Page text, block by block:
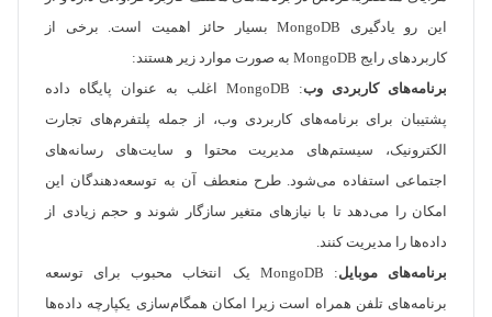
این رو یادگیری MongoDB بسیار حائز اهمیت است. برخی از
کاربردهای رایج MongoDB به صورت موارد زیر هستند:
برنامه‌های کاربردی وب
: MongoDB اغلب به عنوان پایگاه داده
پشتیبان برای برنامه‌های کاربردی وب، از جمله پلتفرم‌های تجارت
الکترونیک، سیستم‌های مدیریت محتوا و سایت‌های رسانه‌های
اجتماعی استفاده می‌شود. طرح منعطف آن به توسعه‌دهندگان این
امکان را می‌دهد تا با نیازهای متغیر سازگار شوند و حجم زیادی از
داده‌ها را مدیریت کنند.
برنامه‌های موبایل
: MongoDB یک انتخاب محبوب برای توسعه
برنامه‌های تلفن همراه است زیرا امکان همگام‌سازی یکپارچه داده‌ها